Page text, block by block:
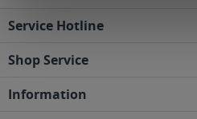
Service Hotline
Shop Service
Information